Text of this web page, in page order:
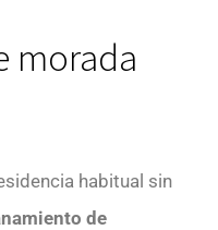
morada
habitual sin
de